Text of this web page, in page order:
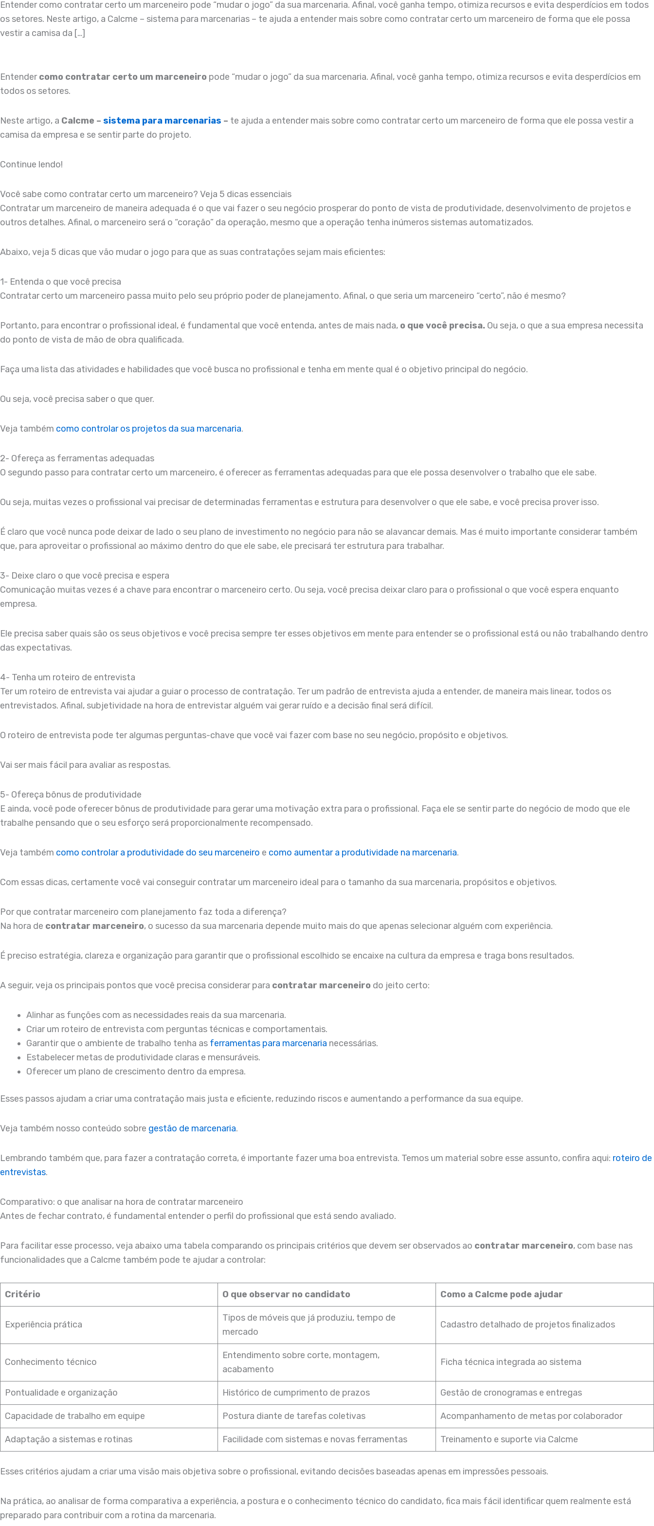
Entender como contratar certo um marceneiro pode “mudar o jogo” da sua marcenaria. Afinal, você ganha tempo, otimiza recursos e evita desperdícios em todos
os setores. Neste artigo, a Calcme – sistema para marcenarias – te ajuda a entender mais sobre como contratar certo um marceneiro de forma que ele possa
vestir a camisa da […]
Entendercomo contratar certo um marceneiro pode “mudar o jogo” da sua marcenaria. Afinal, você ganha tempo, otimiza recursos e evita desperdícios em
todos os setores.
Neste artigo, a Calcme – sistema para marcenarias – te ajuda a entender mais sobre como contratar certo um marceneiro de forma que ele possa vestir a
camisa da empresa e se sentir parte do projeto.
Continue lendo!
Você sabe como contratar certo um marceneiro? Veja 5 dicas essenciais
Contratar um marceneiro de maneira adequada é o que vai fazer o seu negócio prosperar do ponto de vista de produtividade, desenvolvimento de projetos e
outros detalhes. Afinal, o marceneiro será o “coração” da operação, mesmo que a operação tenha inúmeros sistemas automatizados.
Abaixo, veja 5 dicas que vão mudar o jogo para que as suas contratações sejam mais eficientes:
1- Entenda o que você precisa
Contratar certo um marceneiro passa muito pelo seu próprio poder de planejamento. Afinal, o que seria um marceneiro “certo”, não é mesmo?
Portanto, para encontrar o profissional ideal, é fundamental que você entenda, antes de mais nada, o que você precisa. Ou seja, o que a sua empresa necessita
do ponto de vista de mão de obra qualificada.
Faça uma lista das atividades e habilidades que você busca no profissional e tenha em mente qual é o objetivo principal do negócio.
Ou seja, você precisa saber o que quer.
Veja também como controlar os projetos da sua marcenaria.
2- Ofereça as ferramentas adequadas
O segundo passo para contratar certo um marceneiro, é oferecer as ferramentas adequadas para que ele possa desenvolver o trabalho que ele sabe.
Ou seja, muitas vezes o profissional vai precisar de determinadas ferramentas e estrutura para desenvolver o que ele sabe, e você precisa prover isso.
É claro que você nunca pode deixar de lado o seu plano de investimento no negócio para não se alavancar demais. Mas é muito importante considerar também
que, para aproveitar o profissional ao máximo dentro do que ele sabe, ele precisará ter estrutura para trabalhar.
3- Deixe claro o que você precisa e espera
Comunicação muitas vezes é a chave para encontrar o marceneiro certo. Ou seja, você precisa deixar claro para o profissional o que você espera enquanto
empresa.
Ele precisa saber quais são os seus objetivos e você precisa sempre ter esses objetivos em mente para entender se o profissional está ou não trabalhando dentro
das expectativas.
4- Tenha um roteiro de entrevista
Ter um roteiro de entrevista vai ajudar a guiar o processo de contratação. Ter um padrão de entrevista ajuda a entender, de maneira mais linear, todos os
entrevistados. Afinal, subjetividade na hora de entrevistar alguém vai gerar ruído e a decisão final será difícil.
O roteiro de entrevista pode ter algumas perguntas-chave que você vai fazer com base no seu negócio, propósito e objetivos.
Vai ser mais fácil para avaliar as respostas.
5- Ofereça bônus de produtividade
E ainda, você pode oferecer bônus de produtividade para gerar uma motivação extra para o profissional. Faça ele se sentir parte do negócio de modo que ele
trabalhe pensando que o seu esforço será proporcionalmente recompensado.
Veja também como controlar a produtividade do seu marceneiro e como aumentar a produtividade na marcenaria.
Com essas dicas, certamente você vai conseguir contratar um marceneiro ideal para o tamanho da sua marcenaria, propósitos e objetivos.
Por que contratar marceneiro com planejamento faz toda a diferença?
Na hora de contratar marceneiro, o sucesso da sua marcenaria depende muito mais do que apenas selecionar alguém com experiência.
É preciso estratégia, clareza e organização para garantir que o profissional escolhido se encaixe na cultura da empresa e traga bons resultados.
A seguir, veja os principais pontos que você precisa considerar para contratar marceneiro do jeito certo:
Alinhar as funções com as necessidades reais da sua marcenaria.
Criar um roteiro de entrevista com perguntas técnicas e comportamentais.
Garantir que o ambiente de trabalho tenha as ferramentas para marcenaria necessárias.
Estabelecer metas de produtividade claras e mensuráveis.
Oferecer um plano de crescimento dentro da empresa.
Esses passos ajudam a criar uma contratação mais justa e eficiente, reduzindo riscos e aumentando a performance da sua equipe.
Veja também nosso conteúdo sobre gestão de marcenaria.
Lembrando também que, para fazer a contratação correta, é importante fazer uma boa entrevista. Temos um material sobre esse assunto, confira aqui: roteiro de
entrevistas.
Comparativo: o que analisar na hora de contratar marceneiro
Antes de fechar contrato, é fundamental entender o perfil do profissional que está sendo avaliado.
Para facilitar esse processo, veja abaixo uma tabela comparando os principais critérios que devem ser observados ao contratar marceneiro, com base nas
funcionalidades que a Calcme também pode te ajudar a controlar:
Critério O que observar no candidato Como a Calcme pode ajudar
Experiência prática
Tipos de móveis que já produziu, tempo de
mercado
Cadastro detalhado de projetos finalizados
Conhecimento técnico
Entendimento sobre corte, montagem,
acabamento
Ficha técnica integrada ao sistema
Pontualidade e organização Histórico de cumprimento de prazos Gestão de cronogramas e entregas
Capacidade de trabalho em equipe Postura diante de tarefas coletivas Acompanhamento de metas por colaborador
Adaptação a sistemas e rotinas Facilidade com sistemas e novas ferramentas Treinamento e suporte via Calcme
Esses critérios ajudam a criar uma visão mais objetiva sobre o profissional, evitando decisões baseadas apenas em impressões pessoais.
Na prática, ao analisar de forma comparativa a experiência, a postura e o conhecimento técnico do candidato, fica mais fácil identificar quem realmente está
preparado para contribuir com a rotina da marcenaria.